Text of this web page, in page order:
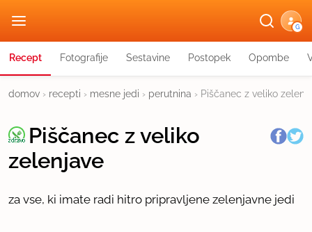
G
Recept Fotografije Sestavine Postopek Opombe
domov › recepti › mesne jedi › perutnina › Piščanec z veliko
Piščanec z veliko
zelenjave
za vse, ki imate radi hitro pripravljene zelenjavne jedi